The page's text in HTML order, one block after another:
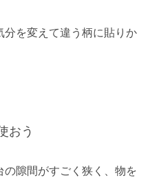
分を変えて違う柄に貼りか
おう
の隙間がすごく狭く、物を